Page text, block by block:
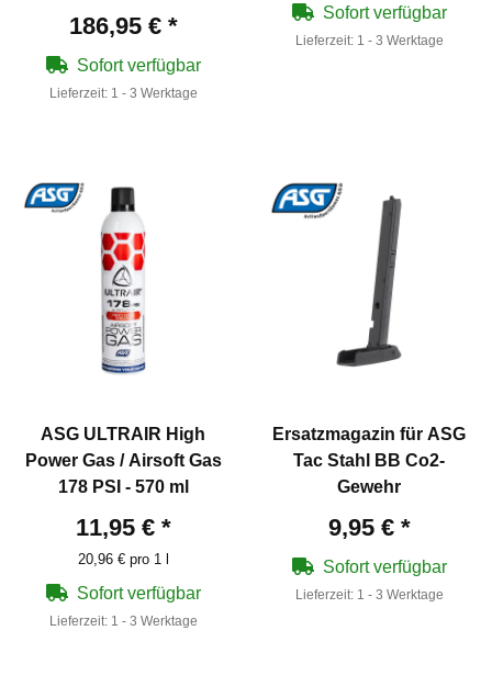
186,95 € *
Sofort verfügbar
Lieferzeit: 1 - 3 Werktage
Sofort verfügbar
Lieferzeit: 1 - 3 Werktage
ASG ULTRAIR High
Power Gas / Airsoft Gas
178 PSI - 570 ml
11,95 € *
20,96 € pro 1 l
Sofort verfügbar
Lieferzeit: 1 - 3 Werktage
Ersatzmagazin für ASG
Tac Stahl BB Co2-
Gewehr
9,95 € *
Sofort verfügbar
Lieferzeit: 1 - 3 Werktage